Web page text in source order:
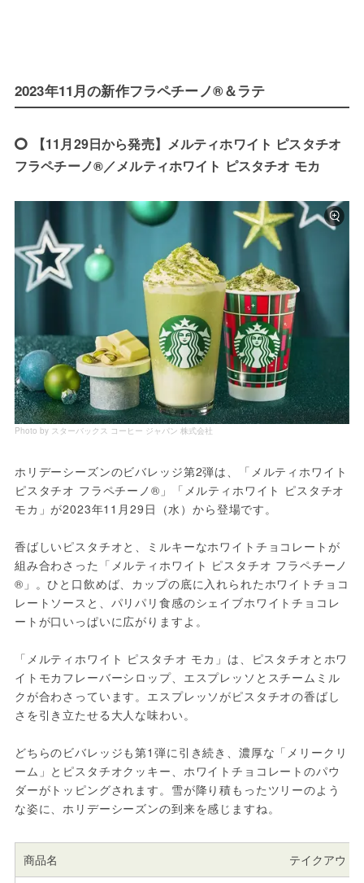
2023年11月の新作フラペチーノ®＆ラテ
【11月29日から発売】メルティホワイト ピスタチオ
フラペチーノ®／メルティホワイト ピスタチオ モカ
Photo by スターバックス コーヒー ジャパン 株式会社
ホリデーシーズンのビバレッジ第2弾は、「メルティホワイト
ピスタチオ フラペチーノ®」「メルティホワイト ピスタチオ
モカ」が2023年11月29日（水）から登場です。
香ばしいピスタチオと、ミルキーなホワイトチョコレートが
組み合わさった「メルティホワイト ピスタチオ フラペチーノ
®」。ひと口飲めば、カップの底に入れられたホワイトチョコ
レートソースと、パリパリ食感のシェイブホワイトチョコレ
ートが口いっぱいに広がりますよ。
「メルティホワイト ピスタチオ モカ」は、ピスタチオとホワ
イトモカフレーバーシロップ、エスプレッソとスチームミル
クが合わさっています。エスプレッソがピスタチオの香ばし
さを引き立たせる大人な味わい。
どちらのビバレッジも第1弾に引き続き、濃厚な「メリークリ
ーム」とピスタチオクッキー、ホワイトチョコレートのパウ
ダーがトッピングされます。雪が降り積もったツリーのよう
な姿に、ホリデーシーズンの到来を感じますね。
商品名 テイクアウト